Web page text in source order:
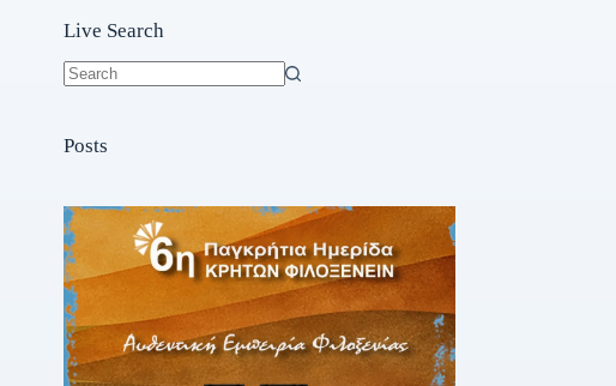
Live Search
Posts